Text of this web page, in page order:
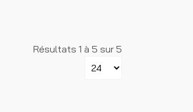
Résultats 1 à 5 sur 5